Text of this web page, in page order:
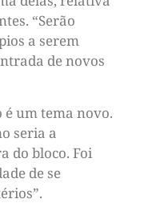
“Serão
a serem
de novos
é um tema novo.
seria a
do bloco. Foi
de se